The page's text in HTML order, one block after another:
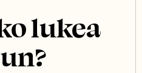
lukea